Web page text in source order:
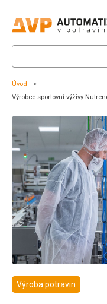
Úvod
Výrobce sportovní výživy
Výroba potravin